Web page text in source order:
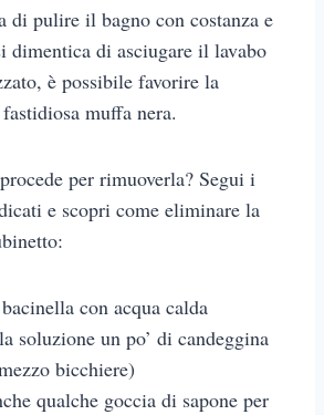
di pulire il bagno con costanza e
dimentica di asciugare il lavabo
è possibile favorire la
muffa nera.
per rimuoverla? Segui i
e scopri come eliminare la
con acqua calda
soluzione un po’ di candeggina
bicchiere)
qualche goccia di sapone per